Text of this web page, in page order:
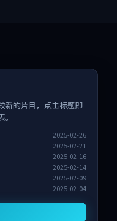
新的片目，点击标题即
2025-02-26
2025-02-21
2025-02-16
2025-02-14
2025-02-09
2025-02-04